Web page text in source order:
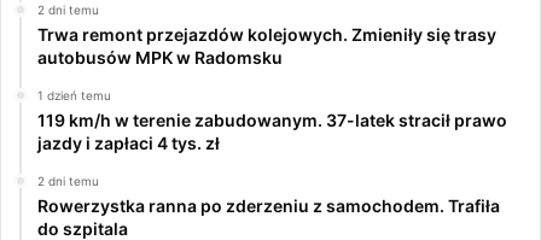
2 dni temu
Trwa remont przejazdów kolejowych. Zmieniły się trasy
autobusów MPK w Radomsku
1 dzień temu
119 km/h w terenie zabudowanym. 37-latek stracił prawo
jazdy i zapłaci 4 tys. zł
2 dni temu
Rowerzystka ranna po zderzeniu z samochodem. Trafiła
do szpitala